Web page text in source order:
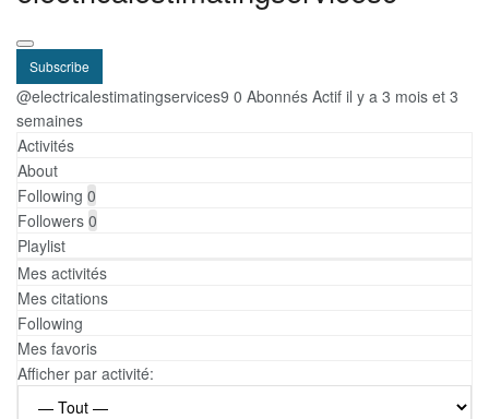
Subscribe
@electricalestimatingservices9 0 Abonnés Actif il y a 3 mois et 3
semaines
Activités
About
Following 0
Followers 0
Playlist
Mes activités
Mes citations
Following
Mes favoris
Afficher par activité: